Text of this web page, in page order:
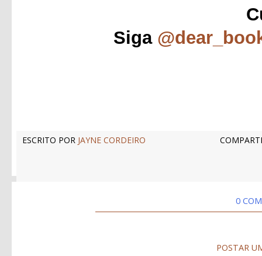
Siga
ESCRITO POR JAYNE CORDEIRO
0
POSTAR